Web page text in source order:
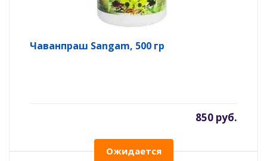
Чаванпраш Sangam, 500 гр
850 руб.
Ожидается